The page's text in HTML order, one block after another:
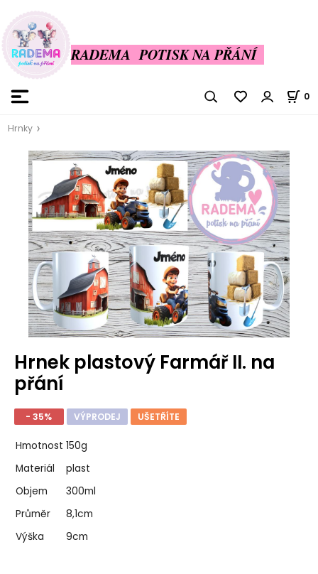
RADEMA POTISK NA PŘÁNÍ
0
Hrnky
Hrnek plastový Farmář II. na
přání
- 35% VÝPRODEJ UŠETŘÍTE
Hmotnost 150g
Materiál
plast
Objem
300ml
Průměr
8,1cm
Výška
9cm